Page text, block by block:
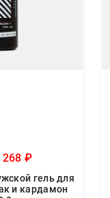
268 ₽
гель для
и кардамон